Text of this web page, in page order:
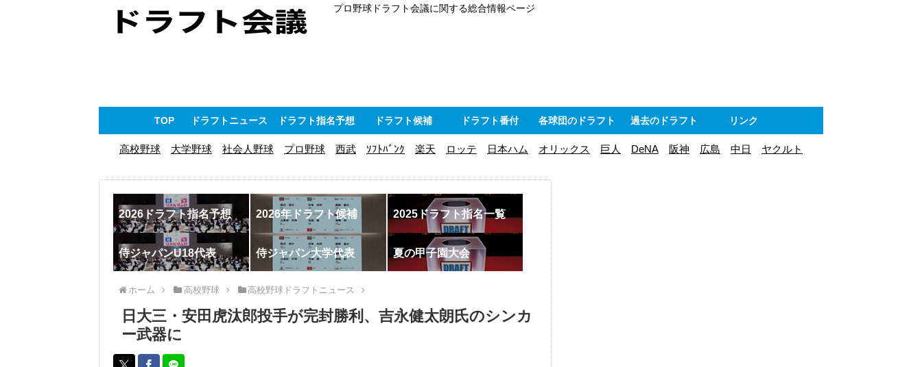
プロ野球ドラフト会議に関する総合情報ページ
TOP ドラフトニュース ドラフト指名予想 ドラフト候補 ドラフト番付 各球団のドラフト 過去のドラフト リンク
高校野球 大学野球 社会人野球 プロ野球 西武 ｿﾌﾄﾊﾞﾝｸ 楽天 ロッテ 日本ハム オリックス 巨人 DeNA 阪神 広島 中日 ヤクルト
2026ドラフト指名予想 2026年ドラフト候補 2025ドラフト指名一覧
侍ジャパンU18代表 侍ジャパン大学代表 夏の甲子園大会
ホーム 高校野球 高校野球ドラフトニュース
日大三・安田虎汰郎投手が完封勝利、吉永健太朗氏のシンカ
ー武器に